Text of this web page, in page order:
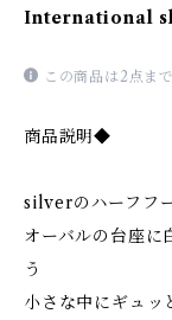
International
この商品は2点ま
商品説明◆
silverのハーフフ
オーバルの台座
う
小さな中にギュッ